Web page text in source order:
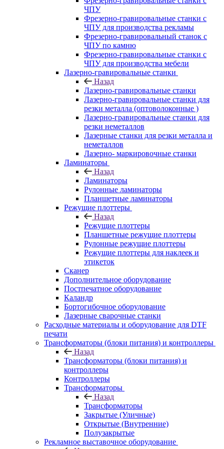
ЧПУ
Фрезерно-гравировальные станки с
ЧПУ для производства рекламы
Фрезерно-гравировальный станок с
ЧПУ по камню
Фрезерно-гравировальные станки с
ЧПУ для производства мебели
Лазерно-гравировальные станки
Назад
Лазерно-гравировальные станки
Лазерно-гравировальные станки для
резки металла (оптоволоконные )
Лазерно-гравировальные станки для
резки неметаллов
Лазерные станки для резки металла и
неметаллов
Лазерно- маркировочные станки
Ламинаторы
Назад
Ламинаторы
Рулонные ламинаторы
Планшетные ламинаторы
Режущие плоттеры
Назад
Режущие плоттеры
Планшетные режущие плоттеры
Рулонные режущие плоттеры
Режущие плоттеры для наклеек и
этикеток
Сканер
Дополнительное оборудование
Постпечатное оборудование
Каландр
Бортогибочное оборудование
Лазерные сварочные станки
Расходные материалы и оборудование для DTF
печати
Трансформаторы (блоки питания) и контроллеры
Назад
Трансформаторы (блоки питания) и
контроллеры
Контроллеры
Трансформаторы
Назад
Трансформаторы
Закрытые (Уличные)
Открытые (Внутренние)
Полузакрытые
Рекламное выставочное оборудование